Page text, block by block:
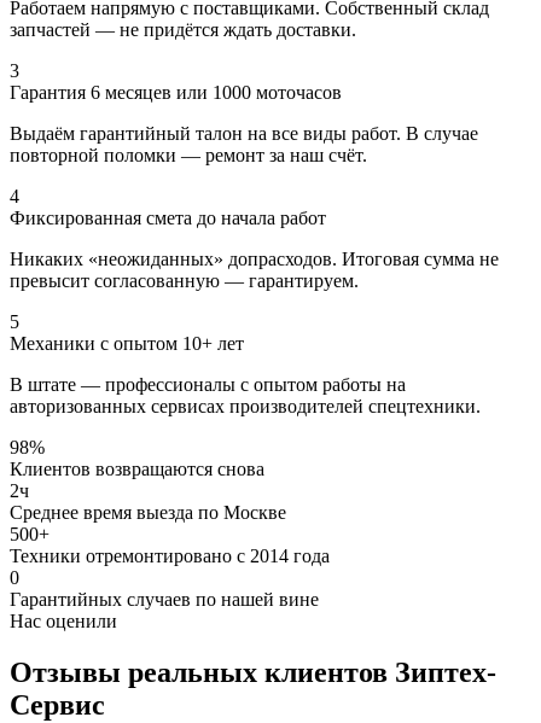
Работаем напрямую с поставщиками. Собственный склад
запчастей — не придётся ждать доставки.
3
Гарантия 6 месяцев или 1000 моточасов
Выдаём гарантийный талон на все виды работ. В случае
повторной поломки — ремонт за наш счёт.
4
Фиксированная смета до начала работ
Никаких «неожиданных» допрасходов. Итоговая сумма не
превысит согласованную — гарантируем.
5
Механики с опытом 10+ лет
В штате — профессионалы с опытом работы на
авторизованных сервисах производителей спецтехники.
98%
Клиентов возвращаются снова
2ч
Среднее время выезда по Москве
500+
Техники отремонтировано с 2014 года
0
Гарантийных случаев по нашей вине
Нас оценили
Отзывы реальных клиентов Зиптех-
Сервис